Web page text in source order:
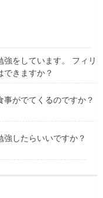
をしています。 フィリ
できますか？
がでてくるのですか？
強したらいいですか？